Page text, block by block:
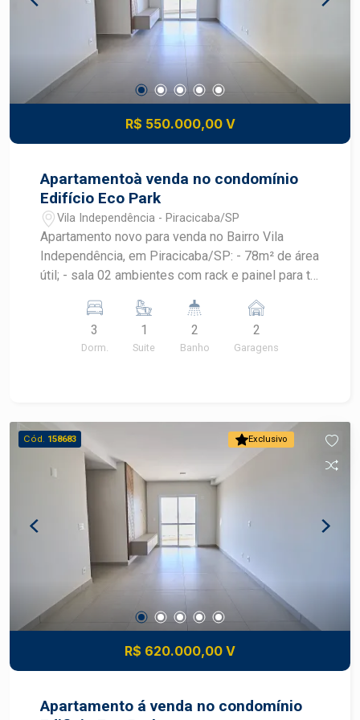
R$ 550.000,00 V
Apartamentoà venda no condomínio
Edifício Eco Park
Vila Independência - Piracicaba/SP
Apartamento novo para venda no Bairro Vila
Independência, em Piracicaba/SP: - 78m² de área
útil; - sala 02 ambientes com rack e painel para tv;
armário planejado; - 03 dormitórios todos com
armário embutido, sendo 01 suíte; - 02 banheiros
com cuba: social e da suíte; - Varanda gourmet
Piscina na cobertura com vista incrível para a
cidade, perfeito para relaxar e socializar.
Localização: próximo a serviços, transporte
público, comércios e com fácil acesso a
principais vias da cidade.
3
Dorm.
1
Suite
2
Banho
2
Garagens
Exclusivo
Cód. 158683
R$ 620.000,00 V
Apartamento á venda no condomínio